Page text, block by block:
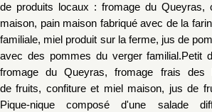
de produits locaux : fromage du Queyras,
maison, pain maison fabriqué avec de la
familiale, miel produit sur la ferme, jus de
avec des pommes du verger familial.Petit
fromage du Queyras, fromage frais des
de fruits, confiture et miel maison, jus de
Pique-nique composé d'une salade